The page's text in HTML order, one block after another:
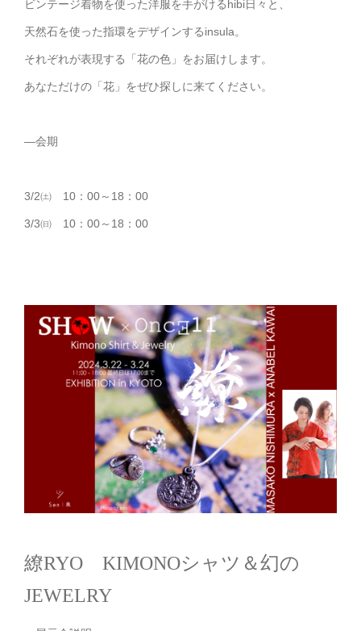
ビンテージ着物を使った洋服を手がけるhibi日々と、
天然石を使った指環をデザインするinsula。
それぞれが表現する「花の色」をお届けします。
あなただけの「花」をぜひ探しに来てください。
—会期
3/2㈯ 10：00～18：00
3/3㈰ 10：00～18：00
繚RYO KIMONOシャツ＆幻の
JEWELRY